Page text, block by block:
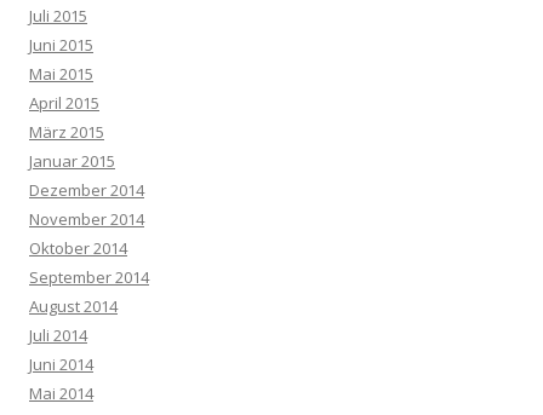
Juli 2015
Juni 2015
Mai 2015
April 2015
März 2015
Januar 2015
Dezember 2014
November 2014
Oktober 2014
September 2014
August 2014
Juli 2014
Juni 2014
Mai 2014